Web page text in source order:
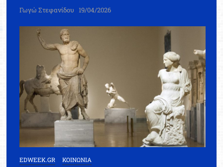
Γωγώ Στεφανίδου 19/04/2026
EDWEEK.GR ΚΟΙΝΩΝΙΑ